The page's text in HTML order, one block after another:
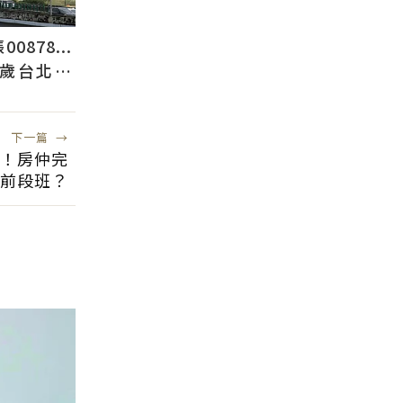
00878...
台北人
下一篇 →
房仲完
段班？